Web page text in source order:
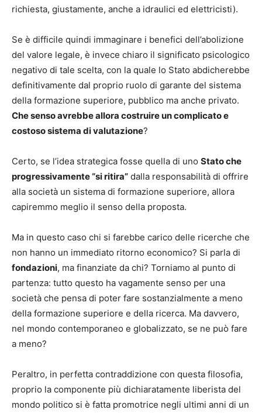
richiesta, giustamente, anche a idraulici ed elettricisti).
Se è difficile quindi immaginare i benefici dell’abolizione
del valore legale, è invece chiaro il significato psicologico
negativo di tale scelta, con la quale lo Stato abdicherebbe
definitivamente dal proprio ruolo di garante del sistema
della formazione superiore, pubblico ma anche privato.
Che senso avrebbe allora costruire un complicato e
costoso sistema di valutazione?
Certo, se l’idea strategica fosse quella di uno Stato che
progressivamente “si ritira” dalla responsabilità di offrire
alla società un sistema di formazione superiore, allora
capiremmo meglio il senso della proposta.
Ma in questo caso chi si farebbe carico delle ricerche che
non hanno un immediato ritorno economico? Si parla di
fondazioni, ma finanziate da chi? Torniamo al punto di
partenza: tutto questo ha vagamente senso per una
società che pensa di poter fare sostanzialmente a meno
della formazione superiore e della ricerca. Ma davvero,
nel mondo contemporaneo e globalizzato, se ne può fare
a meno?
Peraltro, in perfetta contraddizione con questa filosofia,
proprio la componente più dichiaratamente liberista del
mondo politico si è fatta promotrice negli ultimi anni di un